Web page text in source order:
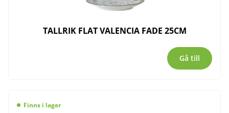
TALLRIK FLAT VALENCIA FADE 25CM
Gå till
Finns i lager